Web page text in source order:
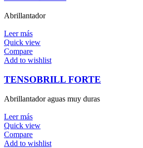
Abrillantador
Leer más
Quick view
Compare
Add to wishlist
TENSOBRILL FORTE
Abrillantador aguas muy duras
Leer más
Quick view
Compare
Add to wishlist